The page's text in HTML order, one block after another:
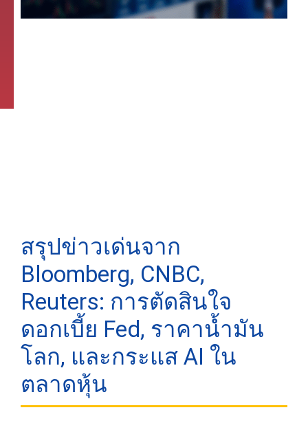
สรุปข่าวเด่นจาก
Bloomberg, CNBC,
Reuters: การตัดสินใจ
ดอกเบี้ย Fed, ราคาน้ำมัน
โลก, และกระแส AI ใน
ตลาดหุ้น